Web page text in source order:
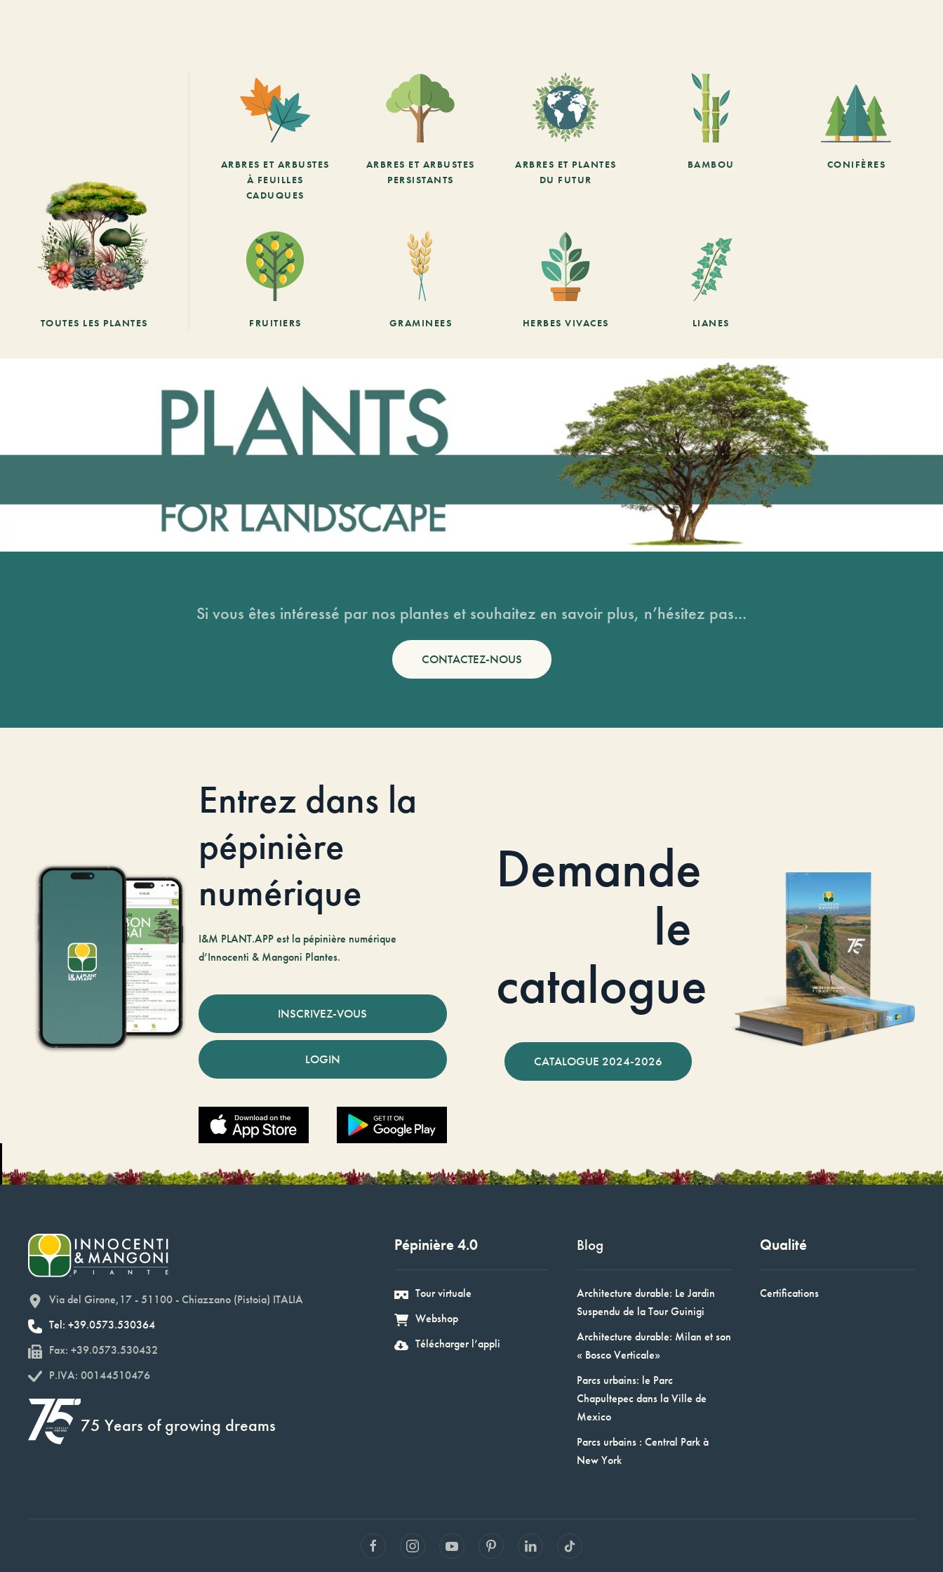
TOUTES LES PLANTES
ARBRES ET ARBUSTES
À FEUILLES
CADUQUES
ARBRES ET ARBUSTES
PERSISTANTS
ARBRES ET PLANTES
DU FUTUR
BAMBOU CONIFÈRES
FRUITIERS GRAMINEES HERBES VIVACES LIANES
Si vous êtes intéressé par nos plantes et souhaitez en savoir plus, n’hésitez pas...
CONTACTEZ-NOUS
Entrez dans la
pépinière
numérique
I&M PLANT.APP est la pépinière numérique
d’Innocenti & Mangoni Plantes.
INSCRIVEZ-VOUS
LOGIN
Demande
le
catalogue
CATALOGUE 2024-2026
Via del Girone,17 - 51100 - Chiazzano (Pistoia) ITALIA
Tel: +39.0573.530364
Fax: +39.0573.530432
P.IVA: 00144510476
75 Years of growing dreams
Pépinière 4.0
Tour virtuale
Webshop
Télécharger l’appli
Blog
Architecture durable: Le Jardin
Suspendu de la Tour Guinigi
Architecture durable: Milan et son
« Bosco Verticale»
Parcs urbains: le Parc
Chapultepec dans la Ville de
Mexico
Parcs urbains : Central Park à
New York
Qualité
Certifications